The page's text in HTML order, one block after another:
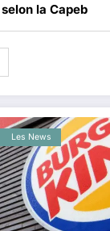
la Capeb
Les News